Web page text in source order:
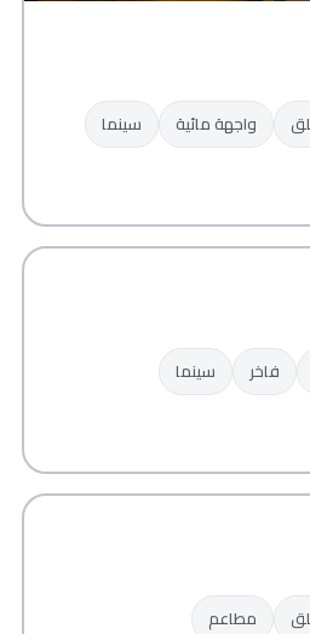
واجهة مائية سينما
فاخر سينما
مطاعم